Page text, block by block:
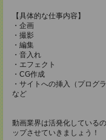
【具体的な仕事内容】
・企画
・撮影
・編集
・音入れ
・エフェクト
・CG作成
・サイトへの挿入（プログラ
など
動画業界は活発化している
ップさせていきましょう！